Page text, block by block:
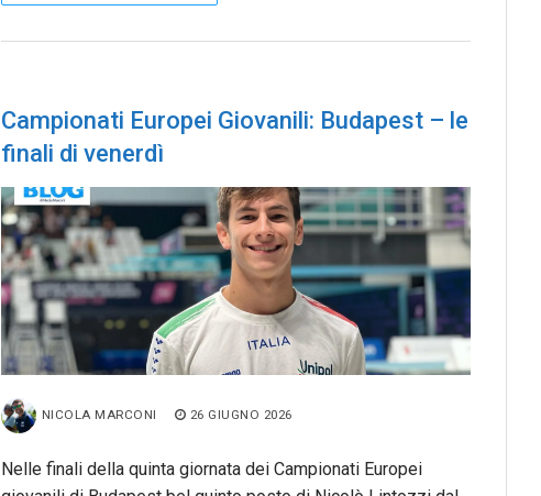
Campionati Europei Giovanili: Budapest – le
finali di venerdì
NICOLA MARCONI 26 GIUGNO 2026
Nelle finali della quinta giornata dei Campionati Europei